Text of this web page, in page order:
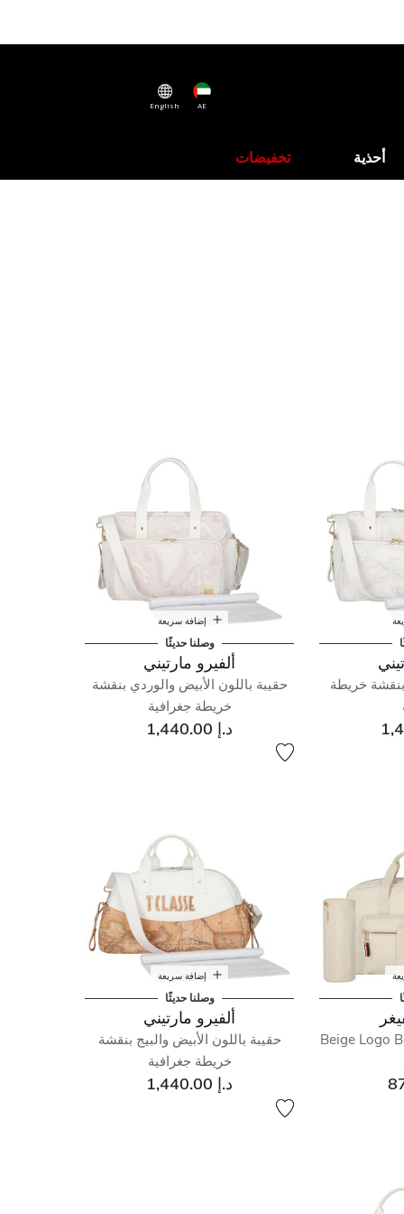
AE
English
أحذية تخفيضات
بنقشة خريطة
إضافة سريعة
وصلنا حديثًا
ألفيرو مارتيني
حقيبة باللون الأبيض والوردي بنقشة
خريطة جغرافية
د.إ 1,440.00
Beige Logo
إضافة سريعة
وصلنا حديثًا
ألفيرو مارتيني
حقيبة باللون الأبيض والبيج بنقشة
خريطة جغرافية
د.إ 1,440.00